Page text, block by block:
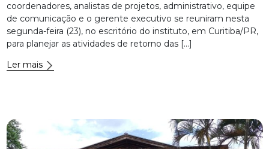
coordenadores, analistas de projetos, administrativo, equipe
de comunicação e o gerente executivo se reuniram nesta
segunda-feira (23), no escritório do instituto, em Curitiba/PR,
para planejar as atividades de retorno das […]
Ler mais